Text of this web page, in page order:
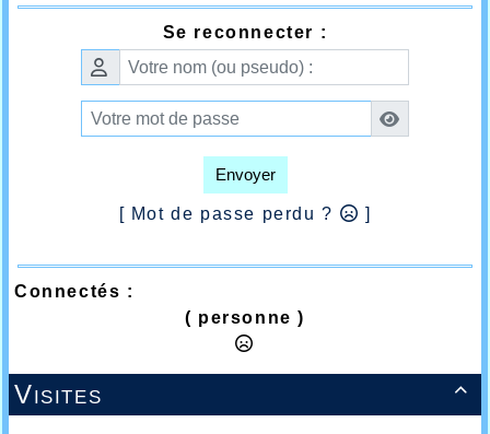
Se reconnecter :
Envoyer
[ Mot de passe perdu ? ]
Connectés :
( personne )

Visites